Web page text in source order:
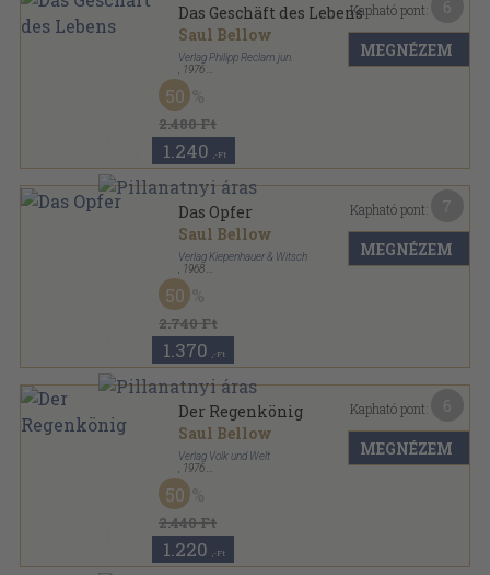
Das Geschäft des Lebens
Saul Bellow
Verlag Philipp Reclam jun.
1976
Ragasztott papírkötés
Reclams Universal-Bibliothek sorozat
2.480 Ft
50
1.240 ,-Ft
Kapható pont:
MEGNÉZEM
Das Opfer
Saul Bellow
Verlag Kiepenhauer & Witsch
1968
Ragasztott papírkötés
rororo sorozat
2.740 Ft
50
1.370 ,-Ft
Kapható pont:
MEGNÉZEM
Der Regenkönig
Saul Bellow
Verlag Volk und Welt
1976
Vászon
2.440 Ft
50
1.220 ,-Ft
Kapható pont:
MEGNÉZEM